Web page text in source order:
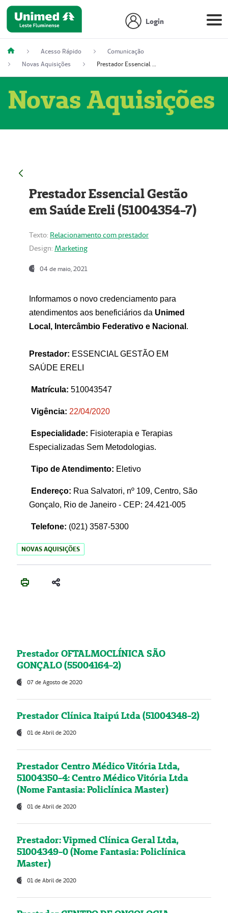
Login
Acesso Rápido
Comunicação
Novas Aquisições
Prestador Essencial Gestão em Saúde Ereli (51004354-7)
Novas Aquisições
Prestador Essencial Gestão
em Saúde Ereli (51004354-7)
Texto: Relacionamento com prestador
Design: Marketing
04 de maio, 2021
Informamos o novo credenciamento para
atendimentos aos beneficiários da Unimed
Local, Intercâmbio Federativo e Nacional .
Prestador: ESSENCIAL GESTÃO EM
SAÚDE ERELI
Matrícula: 510043547
Vigência: 22/04/2020
Especialidade: Fisioterapia e Terapias
Especializadas Sem Metodologias.
Tipo de Atendimento: Eletivo
Endereço: Rua Salvatori, nº 109, Centro, São
Gonçalo, Rio de Janeiro - CEP: 24.421-005
Telefone: (021) 3587-5300
NOVAS AQUISIÇÕES
Prestador OFTALMOCLÍNICA SÃO
GONÇALO (55004164-2)
07 de Agosto de 2020
Prestador Clínica Itaipú Ltda (51004348-2)
01 de Abril de 2020
Prestador Centro Médico Vitória Ltda,
51004350-4: Centro Médico Vitória Ltda
(Nome Fantasia: Policlínica Master)
01 de Abril de 2020
Prestador: Vipmed Clínica Geral Ltda,
51004349-0 (Nome Fantasia: Policlínica
Master)
01 de Abril de 2020